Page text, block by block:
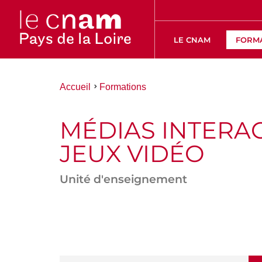
LE CNAM
Vous
Accueil Formations
MÉDIAS
JEUX VIDÉO
Unité d'enseignement